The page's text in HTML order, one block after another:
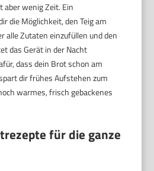
aber wenig Zeit. Ein
die Möglichkeit, den Teig am
alle Zutaten einzufüllen und den
das Gerät in der Nacht
dass dein Brot schon am
dir frühes Aufstehen zum
warmes, frisch gebackenes
für die ganze